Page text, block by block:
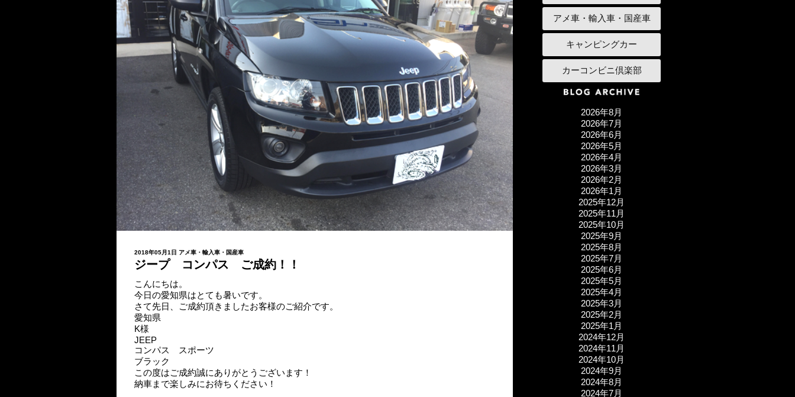
2018年05月1日 アメ車・輸入車・国産車
ジープ コンパス ご成約！！
こんにちは。
今日の愛知県はとても暑いです。
さて先日、ご成約頂きましたお客様のご紹介です。
愛知県
K様
JEEP
コンパス スポーツ
ブラック
この度はご成約誠にありがとうございます！
納車まで楽しみにお待ちください！
アメ車・輸入車・国産車
キャンピングカー
カーコンビニ倶楽部
2026年8月
2026年7月
2026年6月
2026年5月
2026年4月
2026年3月
2026年2月
2026年1月
2025年12月
2025年11月
2025年10月
2025年9月
2025年8月
2025年7月
2025年6月
2025年5月
2025年4月
2025年3月
2025年2月
2025年1月
2024年12月
2024年11月
2024年10月
2024年9月
2024年8月
2024年7月